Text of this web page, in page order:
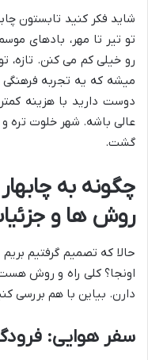
شاید فکر کنید تابستون
تو تیر تا مهر، بادهای
رو خیلی کم می کنن. تازه،
میشه که یه تجربه فرهنگی
دوست دارید با هزینه
عالی باشه. شهر خلوت تره
گشت.
چگونه به
روش ها و
حالا که تصمیم گرفتیم
اونجا؟ کلی راه و روش
دارن. بیاین با هم بررسی
سفر هوایی: